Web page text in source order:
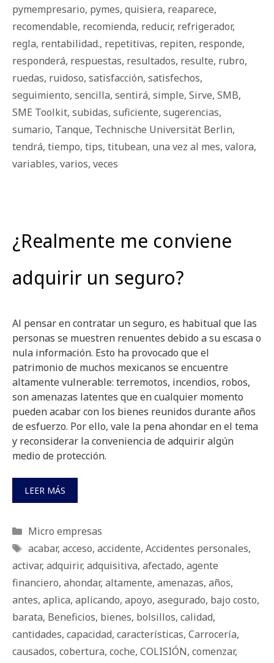
pymempresario, pymes, quisiera, reaparece,
recomendable, recomienda, reducir, refrigerador,
regla, rentabilidad., repetitivas, repiten, responde,
responderá, respuestas, resultados, resulte, rubro,
ruedas, ruidoso, satisfacción, satisfechos,
seguimiento, sencilla, sentirá, simple, Sirve, SMB,
SME Toolkit, subidas, suficiente, sugerencias,
sumario, Tanque, Technische Universität Berlin,
tendrá, tiempo, tips, titubean, una vez al mes, valora,
variables, varios, veces
¿Realmente me conviene
adquirir un seguro?
Al pensar en contratar un seguro, es habitual que las
personas se muestren renuentes debido a su escasa o
nula información. Esto ha provocado que el
patrimonio de muchos mexicanos se encuentre
altamente vulnerable: terremotos, incendios, robos,
son amenazas latentes que en cualquier momento
pueden acabar con los bienes reunidos durante años
de esfuerzo. Por ello, vale la pena ahondar en el tema
y reconsiderar la conveniencia de adquirir algún
medio de protección.
LEER MÁS
Categorías
Micro empresas
Etiquetas
acabar, acceso, accidente, Accidentes personales,
activar, adquirir, adquisitiva, afectado, agente
financiero, ahondar, altamente, amenazas, años,
antes, aplica, aplicando, apoyo, asegurado, bajo costo,
barata, Beneficios, bienes, bolsillos, calidad,
cantidades, capacidad, características, Carrocería,
causados, cobertura, coche, COLISIÓN, comenzar,